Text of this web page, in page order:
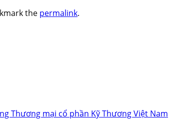
the permalink.
Thương mại cổ phần Kỹ Thương Việt Nam